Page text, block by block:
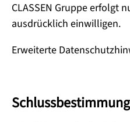
CLASSEN Gruppe erfolgt
ausdrücklich einwilligen.
Erweiterte